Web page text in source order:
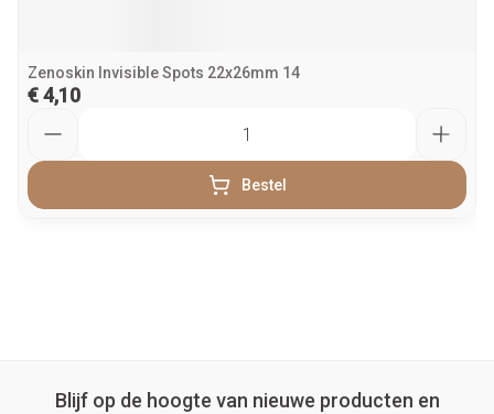
Zenoskin Invisible Spots 22x26mm 14
€ 4,10
Bestel
Blijf op de hoogte van nieuwe producten en